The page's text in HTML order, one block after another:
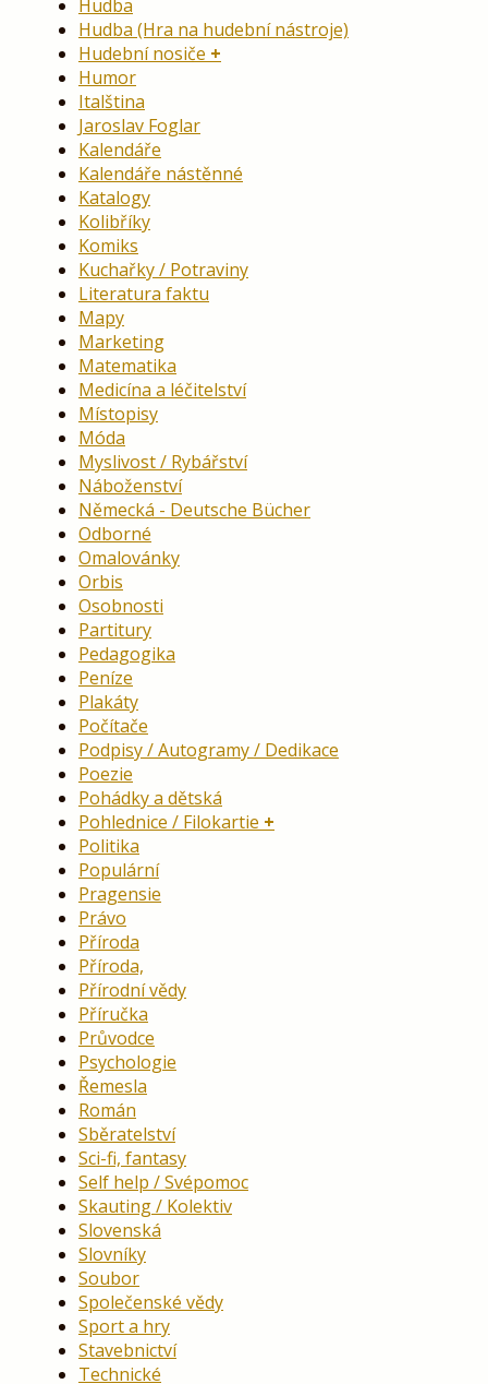
Hudba
Hudba (Hra na hudební nástroje)
Hudební nosiče
Humor
Italština
Jaroslav Foglar
Kalendáře
Kalendáře nástěnné
Katalogy
Kolibříky
Komiks
Kuchařky / Potraviny
Literatura faktu
Mapy
Marketing
Matematika
Medicína a léčitelství
Místopisy
Móda
Myslivost / Rybářství
Náboženství
Německá - Deutsche Bücher
Odborné
Omalovánky
Orbis
Osobnosti
Partitury
Pedagogika
Peníze
Plakáty
Počítače
Podpisy / Autogramy / Dedikace
Poezie
Pohádky a dětská
Pohlednice / Filokartie
Politika
Populární
Pragensie
Právo
Příroda
Příroda,
Přírodní vědy
Příručka
Průvodce
Psychologie
Řemesla
Román
Sběratelství
Sci-fi, fantasy
Self help / Svépomoc
Skauting / Kolektiv
Slovenská
Slovníky
Soubor
Společenské vědy
Sport a hry
Stavebnictví
Technické